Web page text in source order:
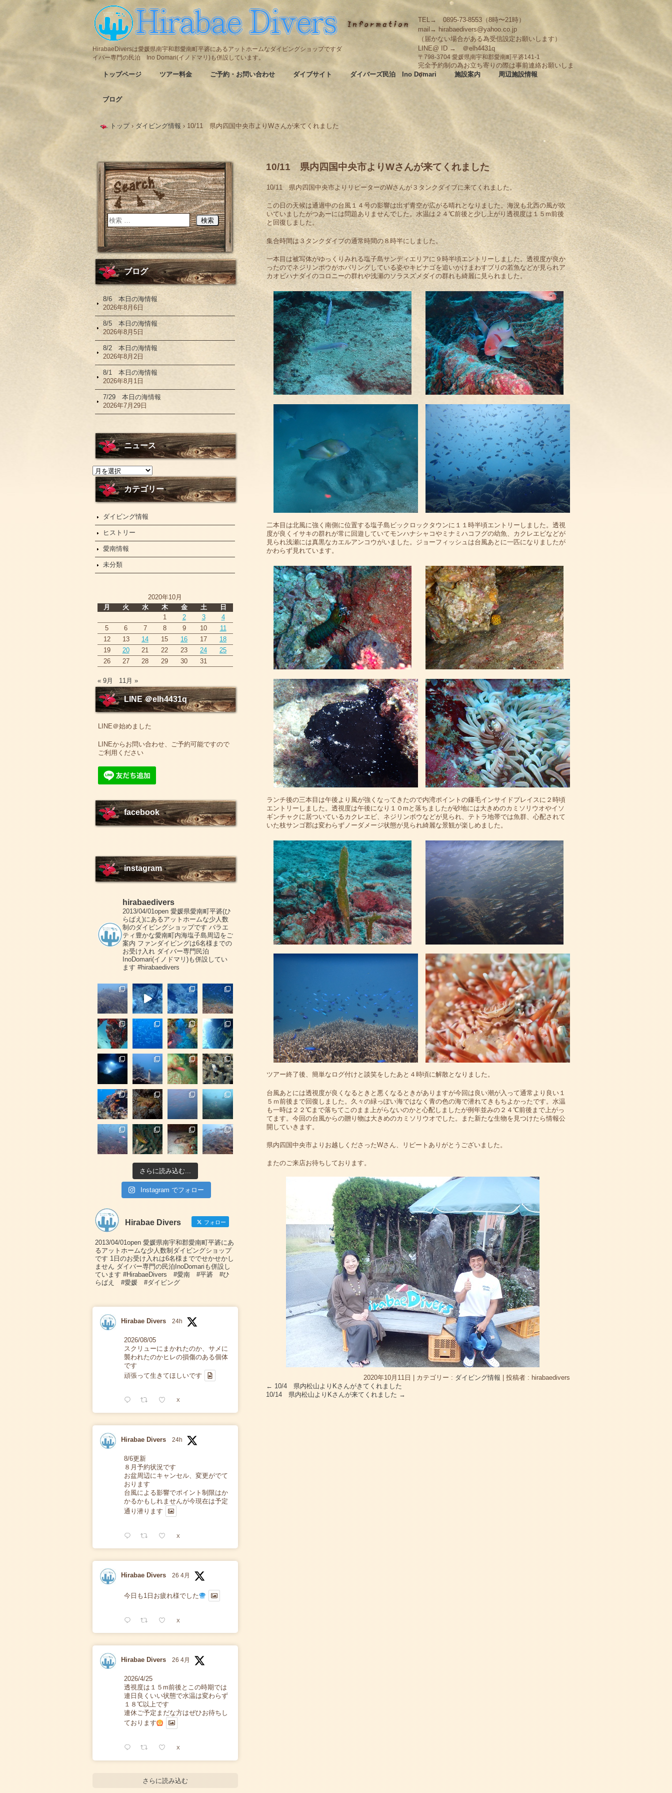
HirabaeDiversは愛媛県南宇和郡愛南町平碆にあるアットホームなダイビングショップですダ
イバー専門の民泊 Ino Domari(イノドマリ)も併設しています。
TEL→ 0895-73-8553（8時〜21時）
mail→ hirabaedivers@yahoo.co.jp
（届かない場合がある為受信設定お願いします）
LINE@ ID → ＠elh4431q
〒798-3704 愛媛県南宇和郡愛南町平碆141-1
完全予約制の為お立ち寄りの際は事前連絡お願いしま
す
トップページ ツアー料金 ご予約・お問い合わせ ダイブサイト ダイバーズ民泊 Ino Domari 施設案内 周辺施設情報
ブログ
トップ › ダイビング情報 › 10/11 県内四国中央市よりWさんが来てくれました
10/11 県内四国中央市よりWさんが来てくれました
10/11 県内四国中央市よりリピーターのWさんが３タンクダイブに来てくれました。
この日の天候は通過中の台風１４号の影響は出ず青空が広がる晴れとなりました。海況も北西の風が吹
いていましたがつあーには問題ありませんでした。水温は２４℃前後と少し上がり透視度は１５m前後
と回復しました。
集合時間は３タンクダイブの通常時間の８時半にしました。
一本目は被写体がゆっくりみれる塩子島サンディエリアに９時半頃エントリーしました。透視度が良か
ったのでネジリンボウがホバリングしている姿やキビナゴを追いかけまわすブリの若魚などが見られア
カオビハナダイのコロニーの群れや浅瀬のソラスズメダイの群れも綺麗に見られました。
二本目は北風に強く南側に位置する塩子島ビックロックタウンに１１時半頃エントリーしました。透視
度が良くイサキの群れが常に回遊していてモンハナシャコやミナミハコフグの幼魚、カクレエビなどが
見られ浅瀬には真黒なカエルアンコウがいました。ジョーフィッシュは台風あとに一匹になりましたが
かわらず見れています。
ランチ後の三本目は午後より風が強くなってきたので内湾ポイントの鎌毛インサイドプレイスに２時頃
エントリーしました。透視度は午後になり１０mと落ちましたが砂地には大きめのカミソリウオやイソ
ギンチャクに居ついているカクレエビ、ネジリンボウなどが見られ、テトラ地帯では魚群、心配されて
いた枝サンゴ郡は変わらずノーダメージ状態が見られ綺麗な景観が楽しめました。
ツアー終了後、簡単なログ付けと談笑をしたあと４時頃に解散となりました。
台風あとには透視度が良くなるときと悪くなるときがありますが今回は良い潮が入って通常より良い１
５ｍ前後まで回復しました。久々の緑っぽい海ではなく青の色の海で潜れてきもちよかったです。水温
も一時は２２℃まで落ちてこのまま上がらないのかと心配しましたが例年並みの２４℃前後まで上がっ
てます。今回の台風からの贈り物は大きめのカミソリウオでした。また新たな生物を見つけたら情報公
開していきます。
県内四国中央市よりお越しくださったWさん、リピートありがとうございました。
またのご来店お待ちしております。
2020年10月11日 カテゴリー : ダイビング情報
投稿者 : hirabaedivers
← 10/4 県内松山よりKさんがきてくれました
10/14 県内松山よりKさんが来てくれました →
ブログ
8/6 本日の海情報
2026年8月6日
8/5 本日の海情報
2026年8月5日
8/2 本日の海情報
2026年8月2日
8/1 本日の海情報
2026年8月1日
7/29 本日の海情報
2026年7月29日
ニュース
ニ
ュ
ー
カテゴリー
ダイビング情報
ヒストリー
愛南情報
未分類
2020年10月
月
火 水 木 金 土
日
1
2 3
4
5
6 7 8 9 10
11
12
13 14 15 16 17
18
19
20 21 22 23 24
25
26
27 28 29 30 31
« 9月 11月 »
LINE ＠elh4431q
LINE＠始めました
LINEからお問い合わせ、ご予約可能ですので
ご利用ください
facebook
instagram
hirabaedivers
2013/04/01open愛媛県愛南町平碆(ひ
らばえ)にあるアットホームな少人数
制のダイビングショップです バラエ
ティ豊かな愛南町内海塩子島周辺をご
案内 ファンダイビングは6名様までの
お受け入れダイバー専門民泊
InoDomari(イノドマリ)も併設してい
ます #hirabaedivers
さらに読み込む...
Instagram でフォロー
Hirabae Divers フォロー
2013/04/01open 愛媛県南宇和郡愛南町平碆にあ
るアットホームな少人数制ダイビングショップ
です 1日のお受け入れは6名様まででせかせかし
ません ダイバー専門の民泊InoDomariも併設し
ています #HirabaeDivers #愛南 #平碆 #ひ
らばえ #愛媛 #ダイビング
Hirabae Divers 24h
2026/08/05
スクリューにまかれたのか、サメに
襲われたのかヒレの損傷のある個体
です
頑張って生きてほしいです
X
Hirabae Divers 24h
8/6更新
８月予約状況です
お盆周辺にキャンセル、変更がでて
おります
台風による影響でポイント制限はか
かるかもしれませんが今現在は予定
通り潜ります
X
Hirabae Divers 26 4月
今日も1日お疲れ様でした
X
Hirabae Divers 26 4月
2026/4/25
透視度は１５m前後とこの時期では
連日良くいい状態で水温は変わらず
１８℃以上です
連休ご予定まだな方はぜひお待ちし
ております
X
さらに読み込む